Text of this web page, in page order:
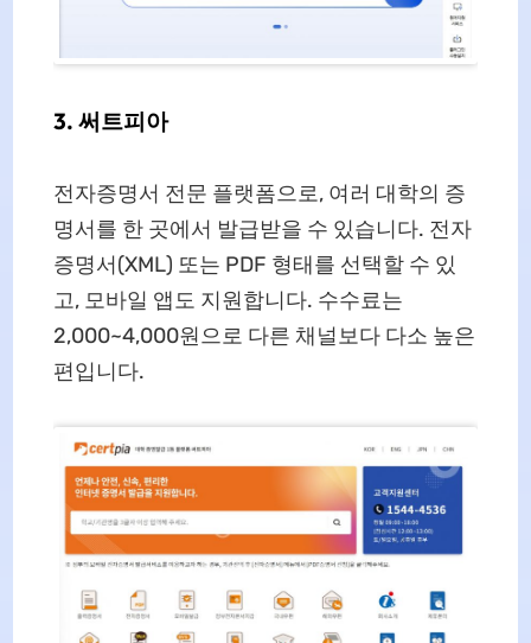
3. 써트피아
전자증명서 전문 플랫폼으로, 여러 대학의 증
명서를 한 곳에서 발급받을 수 있습니다. 전자
증명서(XML) 또는 PDF 형태를 선택할 수 있
고, 모바일 앱도 지원합니다. 수수료는
2,000~4,000원으로 다른 채널보다 다소 높은
편입니다.